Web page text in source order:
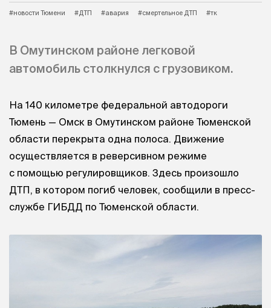
#новости Тюмени #ДТП #авария #смертельное ДТП #тк
В Омутинском районе легковой
автомобиль столкнулся с грузовиком.
На 140 километре федеральной автодороги
Тюмень — Омск в Омутинском районе Тюменской
области перекрыта одна полоса. Движение
осуществляется в реверсивном режиме
с помощью регулировщиков. Здесь произошло
ДТП, в котором погиб человек, сообщили в пресс-
службе ГИБДД по Тюменской области.